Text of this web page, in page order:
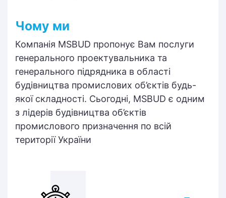
Чому ми
Компанія MSBUD пропонує Вам послуги
генерального проектувальника та
генерального підрядника в області
будівництва промислових об’єктів будь-
якої складності. Сьогодні, MSBUD є одним
з лідерів будівництва об’єктів
промислового призначення по всій
території України